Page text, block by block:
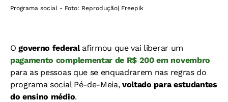
Programa social - Foto: Reprodução| Freepik
Ogoverno federalafirmou que vai liberar um
pagamento complementar de R$ 200 em novembro
para as pessoas que se enquadrarem nas regras do
programa social Pé-de-Meia,voltado para estudantes
do ensino médio.